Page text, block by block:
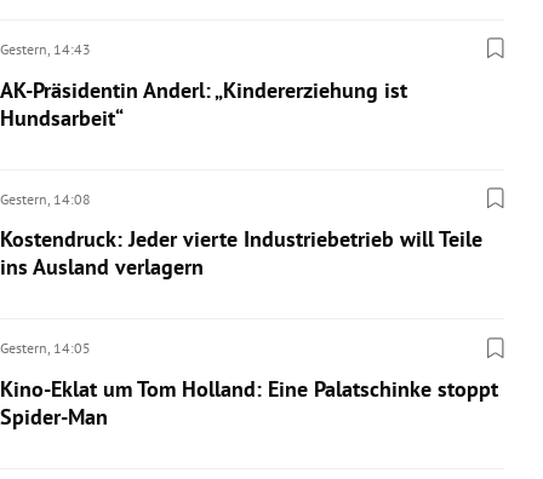
Gestern, 14:43
AK-Präsidentin Anderl: „Kindererziehung ist
Hundsarbeit“
Gestern, 14:08
Kostendruck: Jeder vierte Industriebetrieb will Teile
ins Ausland verlagern
Gestern, 14:05
Kino-Eklat um Tom Holland: Eine Palatschinke stoppt
Spider-Man